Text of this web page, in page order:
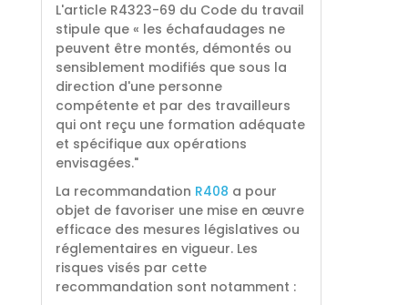
L'article R4323-69 du Code du travail
stipule que « les échafaudages ne
peuvent être montés, démontés ou
sensiblement modifiés que sous la
direction d'une personne
compétente et par des travailleurs
qui ont reçu une formation adéquate
et spécifique aux opérations
envisagées."
La recommandation R408 a pour
objet de favoriser une mise en œuvre
efficace des mesures législatives ou
réglementaires en vigueur. Les
risques visés par cette
recommandation sont notamment :